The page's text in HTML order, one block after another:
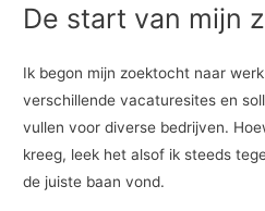
De start van mijn
Ik begon mijn zoektocht naar
verschillende vacaturesites en
vullen voor diverse bedrijven.
kreeg, leek het alsof ik steeds
de juiste baan vond.